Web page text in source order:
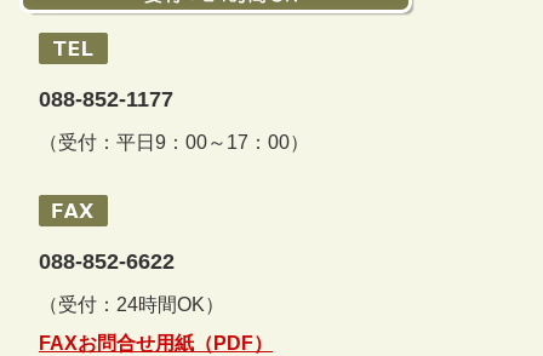
088-852-1177
（受付：平日9：00～17：00）
088-852-6622
（受付：24時間OK）
FAXお問合せ用紙（PDF）